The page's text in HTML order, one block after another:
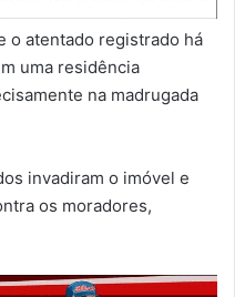
o atentado registrado há
uma residência
na madrugada
invadiram o imóvel e
os moradores,